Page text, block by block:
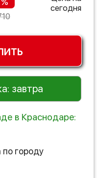
сегодня
завтра
в Краснодаре:
городу